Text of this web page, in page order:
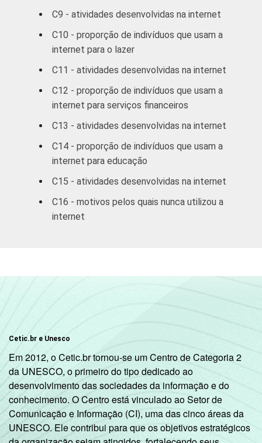
FAMILIAR
R$381-R$760 21
R$761-R$1140 38
R$1141-
R$1900
R$3800
67
R$3801 ou
72
CLASSE
C 38 43
SITUAÇÃO
EMPREGO
Desempregado 35 40
Não integra a
população
ativa 2
30
C9 - atividades desenvolvidas na internet
C10 - proporção de indivíduos que usam a
internet para o lazer
C11 - atividades desenvolvidas na internet
C12 - proporção de indivíduos que usam a
internet para serviços financeiros
C13 - atividades desenvolvidas na internet
C14 - proporção de indivíduos que usam a
internet para educação
C15 - atividades desenvolvidas na internet
C16 - motivos pelos quais nunca utilizou a
internet
Cetic.br e Unesco
Em 2012, o Cetic.br tornou-se um Centro de Categoria 2
da UNESCO, o primeiro do tipo dedicado ao
desenvolvimento das sociedades da informação e do
conhecimento. O Centro está vinculado ao Setor de
Comunicação e Informação (CI), uma das cinco áreas da
UNESCO. Ele contribui para que os objetivos estratégicos